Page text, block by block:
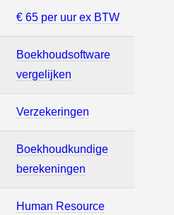
€ 65 per uur ex BTW
Boekhoudsoftware
vergelijken
Verzekeringen
Boekhoudkundige
berekeningen
Human Resource